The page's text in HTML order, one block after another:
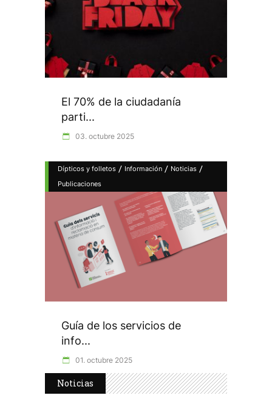
El 70% de la ciudadanía
parti...
03. octubre 2025
Dípticos y folletos / Información / Noticias /
Publicaciones
Guía de los servicios de
info...
01. octubre 2025
Noticias